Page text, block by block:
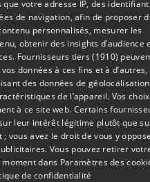
22/03/2026
de la batte
le plus grand
votre adresse IP, des
de navigation, afin de proposer
personnalisés, mesurer les
obtenir des insights d’audience
Fournisseurs tiers (1910)
données à ces fins et à d’autres,
des données de géolocalisation
de l’appareil. Vos choix
à ce site web. Certains
leur intérêt légitime plutôt que
vous avez le droit de vous y
. Vous pouvez retirer
dans Paramètres des
de confidentialité